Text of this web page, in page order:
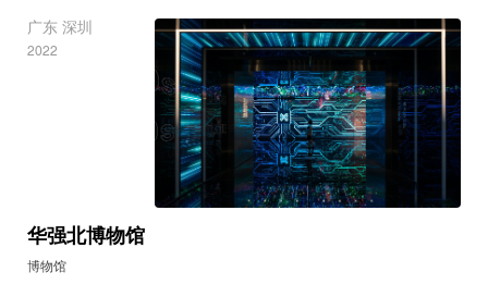
广东 深圳
2022
华强北博物馆
博物馆